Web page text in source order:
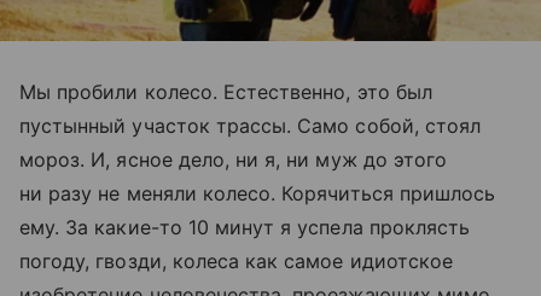
Мы пробили колесо. Естественно, это был
пустынный участок трассы. Само собой, стоял
мороз. И, ясное дело, ни я, ни муж до этого
ни разу не меняли колесо. Корячиться пришлось
ему. За какие-то 10 минут я успела проклясть
погоду, гвозди, колеса как самое идиотское